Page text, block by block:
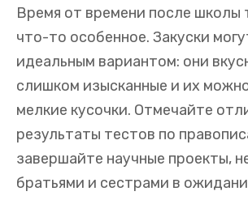
Время от времени после школы
что-то особенное. Закуски
идеальным вариантом: они
слишком изысканные и их
мелкие кусочки. Отмечайте
результаты тестов по
завершайте научные проекты,
братьями и сестрами в